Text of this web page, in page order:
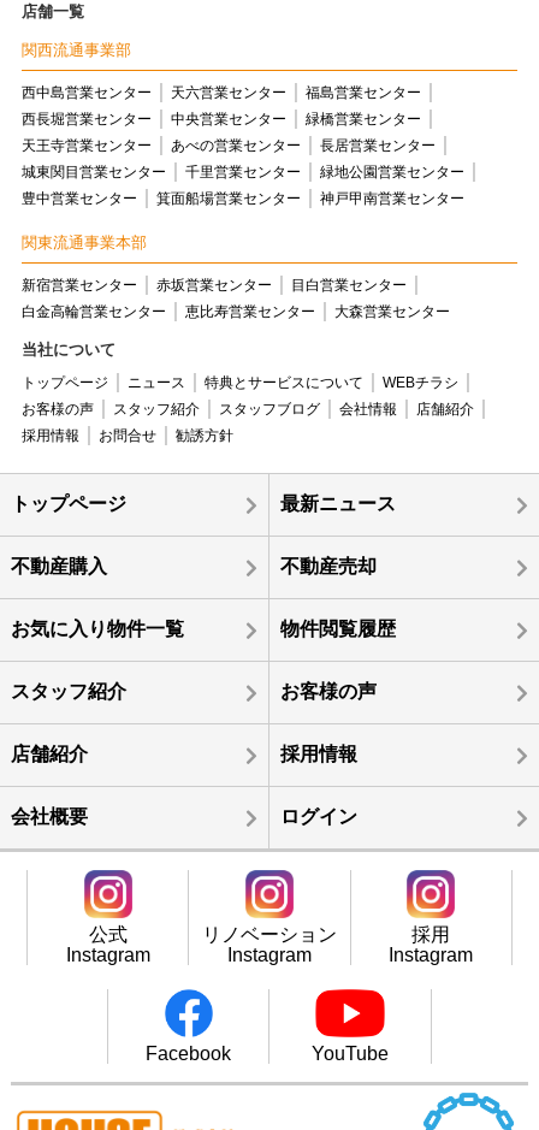
店舗一覧
関西流通事業部
西中島営業センター 天六営業センター
福島営業センター
西長堀営業センター
中央営業センター
緑橋営業センター
天王寺営業センター
あべの営業センター
長居営業センター
城東関目営業センター
千里営業センター
緑地公園営業センター
豊中営業センター
箕面船場営業センター 神戸甲南営業センター
関東流通事業本部
新宿営業センター 赤坂営業センター
目白営業センター
白金高輪営業センター
恵比寿営業センター 大森営業センター
当社について
トップページ ニュース 特典とサービスについて
WEBチラシ
お客様の声
スタッフ紹介 スタッフブログ 会社情報
店舗紹介
採用情報
お問合せ 勧誘方針
トップページ 最新ニュース
不動産購入 不動産売却
お気に入り物件一覧 物件閲覧履歴
スタッフ紹介 お客様の声
店舗紹介 採用情報
会社概要 ログイン
公式
Instagram
リノベーション
Instagram
採用
Instagram
Facebook YouTube